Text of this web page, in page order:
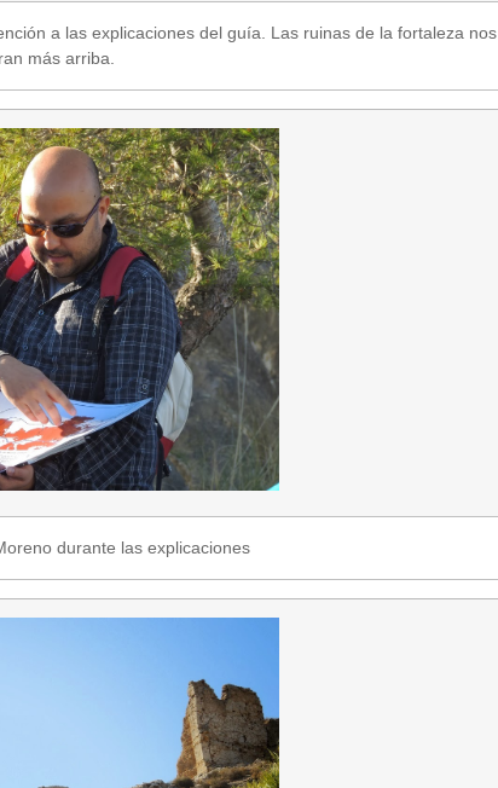
a las explicaciones del guía. Las ruinas de la fortaleza nos
más arriba.
durante las explicaciones